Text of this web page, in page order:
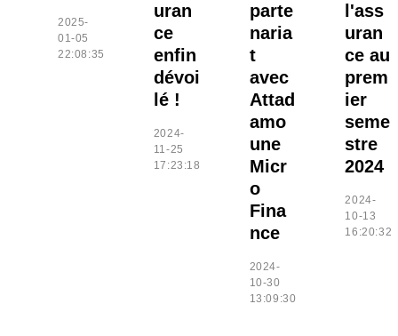
2025-
01-05
22:08:35
uran
ce
enfin
dévoi
lé !
2024-
11-25
17:23:18
parte
naria
t
avec
Attad
amo
une
Micr
o
Fina
nce
2024-
10-30
13:09:30
l'ass
uran
ce au
prem
ier
seme
stre
2024
2024-
10-13
16:20:32